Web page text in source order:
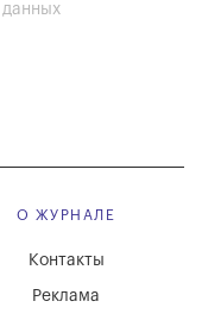
О ЖУРНАЛЕ
Реклама
Контакты